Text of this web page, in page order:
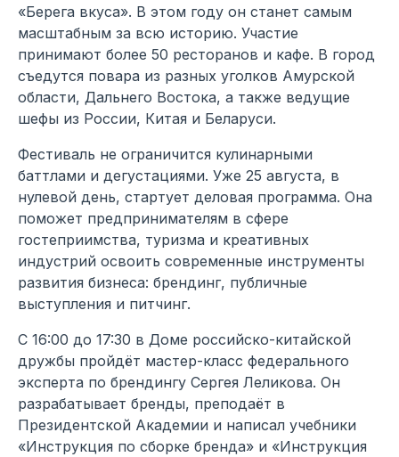
«Берега вкуса». В этом году он станет самым
масштабным за всю историю. Участие
принимают более 50 ресторанов и кафе. В город
съедутся повара из разных уголков Амурской
области, Дальнего Востока, а также ведущие
шефы из России, Китая и Беларуси.
Фестиваль не ограничится кулинарными
баттлами и дегустациями. Уже 25 августа, в
нулевой день, стартует деловая программа. Она
поможет предпринимателям в сфере
гостеприимства, туризма и креативных
индустрий освоить современные инструменты
развития бизнеса: брендинг, публичные
выступления и питчинг.
С 16:00 до 17:30 в Доме российско-китайской
дружбы пройдёт мастер-класс федерального
эксперта по брендингу Сергея Леликова. Он
разрабатывает бренды, преподаёт в
Президентской Академии и написал учебники
«Инструкция по сборке бренда» и «Инструкция